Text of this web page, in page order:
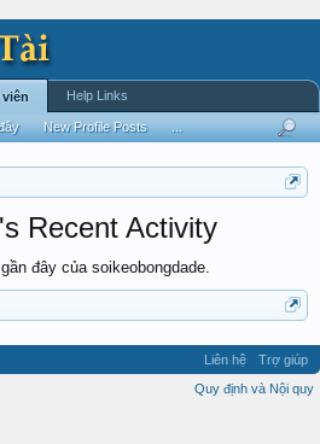
Recent Activity
đây của soikeobongdade.
New Profile Posts
Help Links
Liên hệ
Trợ giúp
Quy định và Nội quy